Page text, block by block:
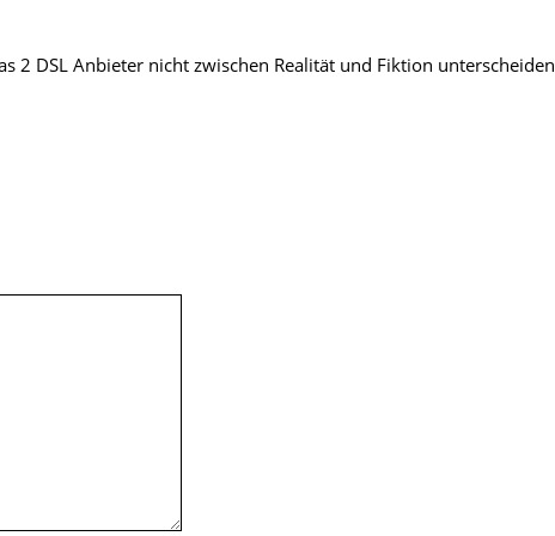
2 DSL Anbieter nicht zwischen Realität und Fiktion